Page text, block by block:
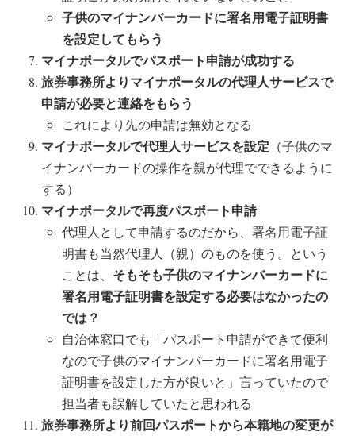
子供のマイナンバーカードに署名用電子証明書
を設定してもらう
マイナポータルでパスポート申請が成功する
旅券事務所よりマイナポータルの代理人サービスで
申請が必要と連絡をもらう
これにより先の申請は無効となる
マイナポータルで代理人サービスを設定 （子供のマ
イナンバーカードの操作を親が代理でできるように
する）
マイナポータルで再度パスポート申請
代理人として申請するのだから、署名用電子証
明書も当然代理人（親）のものを使う。という
ことは、 そもそも子供のマイナンバーカードに
署名用電子証明書を設定する必要はなかったの
では？
自治体窓口でも「パスポート申請ができて便利
なので子供のマイナンバーカードに署名用電子
証明書を設定した方が良いと」言っていたので
担当者も誤解していたと思われる
旅券事務所より前回パスポートから本籍地の変更が